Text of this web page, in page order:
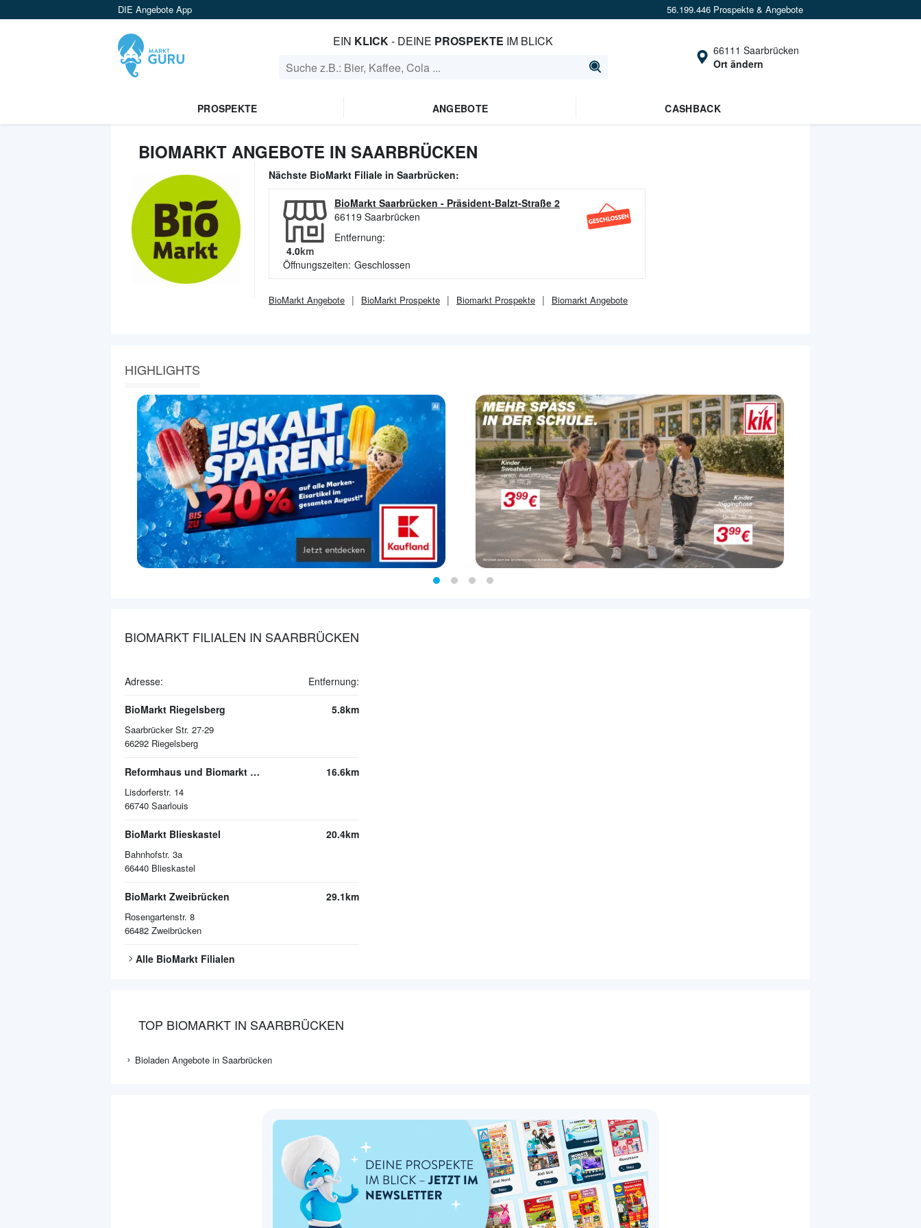
DIE Angebote App 56.199.446 Prospekte & Angebote
EIN KLICK- DEINE PROSPEKTE IM BLICK
66111 Saarbrücken
Ort ändern
PROSPEKTE ANGEBOTE CASHBACK
BIOMARKT ANGEBOTE IN SAARBRÜCKEN
Nächste BioMarkt Filiale in Saarbrücken:
BioMarkt Saarbrücken - Präsident-Balzt-Straße 2
66119 Saarbrücken
Entfernung:
4.0km
Öffnungszeiten: Geschlossen
BioMarkt Angebote BioMarkt Prospekte Biomarkt Prospekte Biomarkt Angebote
HIGHLIGHTS
BIOMARKT FILIALEN IN SAARBRÜCKEN
Adresse: Entfernung:
BioMarkt Riegelsberg
Saarbrücker Str. 27-29
66292 Riegelsberg
5.8km
Reformhaus und Biomarkt Escher
Lisdorferstr. 14
66740 Saarlouis
16.6km
BioMarkt Blieskastel
Bahnhofstr. 3a
66440 Blieskastel
20.4km
BioMarkt Zweibrücken
Rosengartenstr. 8
66482 Zweibrücken
29.1km
Alle BioMarkt Filialen
TOP BIOMARKT IN SAARBRÜCKEN
Bioladen Angebote in Saarbrücken